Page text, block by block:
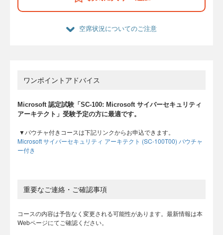
空席状況についてのご注意
ワンポイントアドバイス
Microsoft 認定試験「SC-100: Microsoft サイバーセキュリティ
アーキテクト」受験予定の方に最適です。
▼バウチャ付きコースは下記リンクからお申込できます。
Microsoft サイバーセキュリティ アーキテクト (SC-100T00) バウチャ
ー付き
重要なご連絡・ご確認事項
コースの内容は予告なく変更される可能性があります。最新情報は本
Webページにてご確認ください。